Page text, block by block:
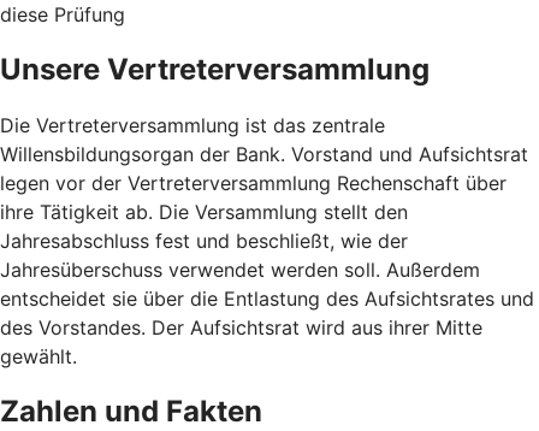
diese Prüfung
Unsere Vertreterversammlung
Die Vertreterversammlung ist das zentrale
Willensbildungsorgan der Bank. Vorstand und Aufsichtsrat
legen vor der Vertreterversammlung Rechenschaft über
ihre Tätigkeit ab. Die Versammlung stellt den
Jahresabschluss fest und beschließt, wie der
Jahresüberschuss verwendet werden soll. Außerdem
entscheidet sie über die Entlastung des Aufsichtsrates und
des Vorstandes. Der Aufsichtsrat wird aus ihrer Mitte
gewählt.
Zahlen und Fakten